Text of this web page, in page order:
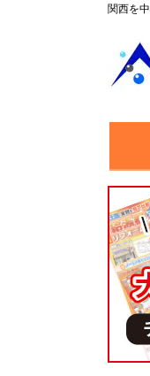
関西を